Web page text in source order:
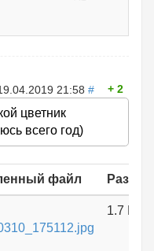
21:58 # 2
цветник
всего год)
файл Размер
1.7 МБ